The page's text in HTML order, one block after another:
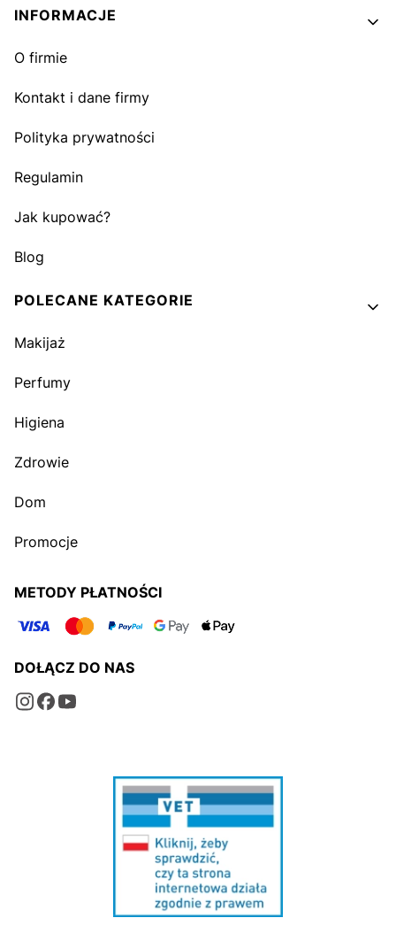
INFORMACJE
O firmie
Kontakt i dane firmy
Polityka prywatności
Regulamin
Jak kupować?
Blog
POLECANE KATEGORIE
Makijaż
Perfumy
Higiena
Zdrowie
Dom
Promocje
METODY PŁATNOŚCI
DOŁĄCZ DO NAS